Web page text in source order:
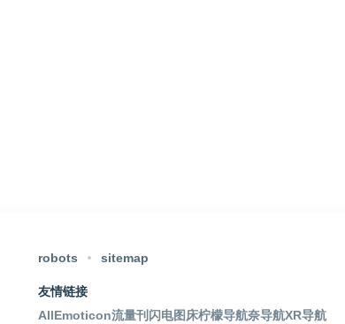
robots sitemap
友情链接
AllEmoticon流量刊 闪电图床柠檬导航奈导航XR导航